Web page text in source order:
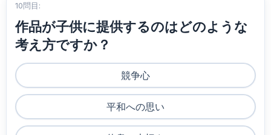
10問目:
作品が子供に提供するのはどのような
考え方ですか？
競争心
平和への思い